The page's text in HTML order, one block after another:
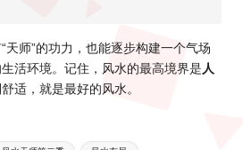
天师”的功力，也能逐步构建一个气场
活环境。记住，风水的最高境界是 人
适，就是最好的风水。